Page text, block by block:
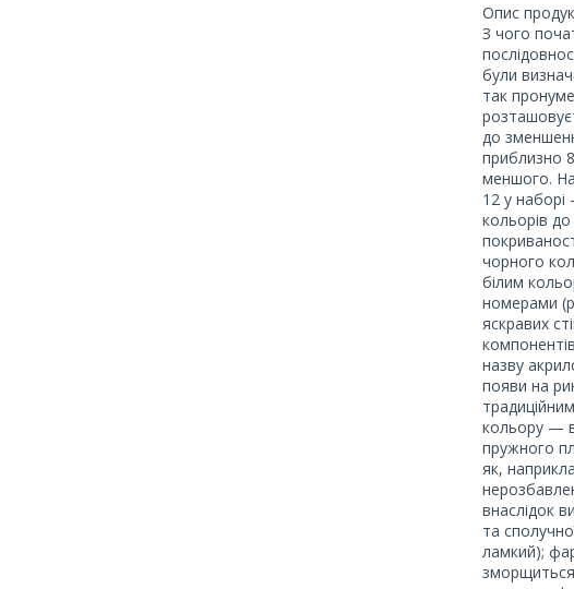
Опис
З чого
були
так
до
приблизно
меншого.
12 у наборі
кольорів
чорного
білим
номерами
яскравих
назву
появи на
кольору —
пружного
як,
внаслідок
та
ламкий);